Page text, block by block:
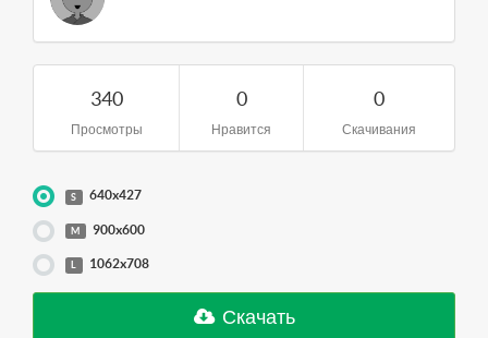
340
Просмотры
0
Нравится
0
Скачивания
S 640x427
M 900x600
L 1062x708
Скачать